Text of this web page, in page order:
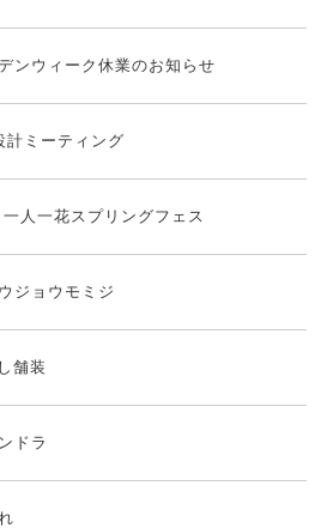
ンウィーク休業のお知らせ
計ミーティング
人一花スプリングフェス
ジョウモミジ
舗装
ドラ